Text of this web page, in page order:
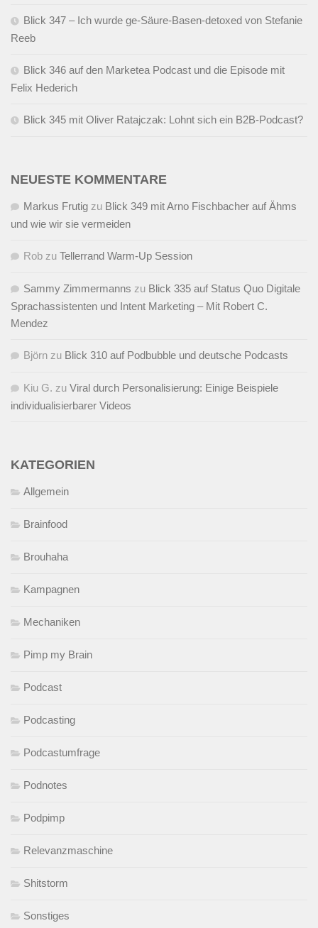
Blick 347 – Ich wurde ge-Säure-Basen-detoxed von Stefanie
Reeb
Blick 346 auf den Marketea Podcast und die Episode mit
Felix Hederich
Blick 345 mit Oliver Ratajczak: Lohnt sich ein B2B-Podcast?
NEUESTE KOMMENTARE
Markus Frutig zu Blick 349 mit Arno Fischbacher auf Ähms
und wie wir sie vermeiden
Rob zu Tellerrand Warm-Up Session
Sammy Zimmermanns zu Blick 335 auf Status Quo Digitale
Sprachassistenten und Intent Marketing – Mit Robert C.
Mendez
Björn zu Blick 310 auf Podbubble und deutsche Podcasts
Kiu G. zu Viral durch Personalisierung: Einige Beispiele
individualisierbarer Videos
KATEGORIEN
Allgemein
Brainfood
Brouhaha
Kampagnen
Mechaniken
Pimp my Brain
Podcast
Podcasting
Podcastumfrage
Podnotes
Podpimp
Relevanzmaschine
Shitstorm
Sonstiges